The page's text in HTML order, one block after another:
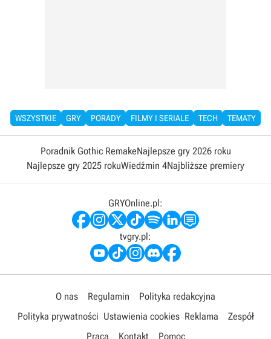
WSZYSTKIE GRY PORADY FILMY I SERIALE TECH TEMATY
Poradnik Gothic RemakeNajlepsze gry 2026 roku
Najlepsze gry 2025 rokuWiedźmin 4Najbliższe premiery
GRYOnline.pl:
tvgry.pl:
O nas Regulamin
Polityka redakcyjna
Polityka prywatności Ustawienia cookies Reklama
Zespół
Praca
Kontakt Pomoc